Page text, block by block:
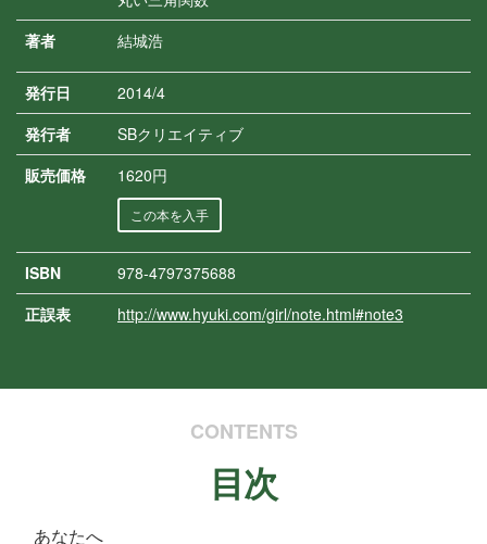
著者
結城浩
発行日
2014/4
発行者
SBクリエイティブ
販売価格
1620円
この本を入手
ISBN
978-4797375688
正誤表
http://www.hyuki.com/girl/note.html#note3
CONTENTS
目次
あなたへ